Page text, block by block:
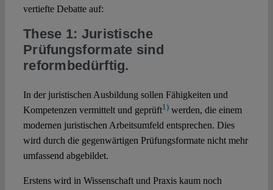
vertiefte Debatte auf:
These 1: Juristische
Prüfungsformate sind
reformbedürftig.
In der juristischen Ausbildung sollen Fähigkeiten und
Kompetenzen vermittelt und geprüft1)werden, die einem
modernen juristischen Arbeitsumfeld entsprechen. Dies
wird durch die gegenwärtigen Prüfungsformate nicht mehr
umfassend abgebildet.
Erstens wird in Wissenschaft und Praxis kaum noch